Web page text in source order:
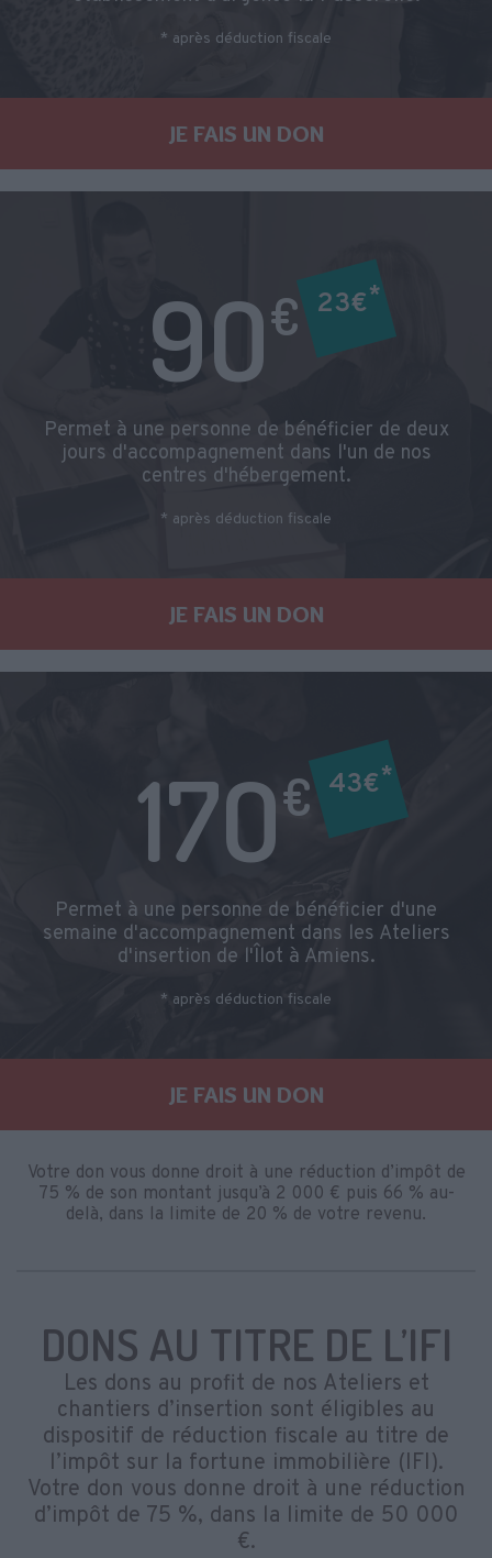
* après déduction fiscale
JE FAIS UN DON
9O€ 23€*
Permet à une personne de bénéficier de deux
jours d'accompagnement dans l'un de nos
centres d'hébergement.
* après déduction fiscale
JE FAIS UN DON
17O€ 43€*
Permet à une personne de bénéficier d'une
semaine d'accompagnement dans les Ateliers
d'insertion de l'Îlot à Amiens.
* après déduction fiscale
JE FAIS UN DON
Votre don vous donne droit à une réduction d’impôt de
75 % de son montant jusqu’à 2 000 € puis 66 % au-
delà, dans la limite de 20 % de votre revenu.
DONS AU TITRE DE L’IFI
Les dons au profit de nos Ateliers et
chantiers d’insertion sont éligibles au
dispositif de réduction fiscale au titre de
l’impôt sur la fortune immobilière (IFI).
Votre don vous donne droit à une réduction
d’impôt de 75 %, dans la limite de 50 000
€.